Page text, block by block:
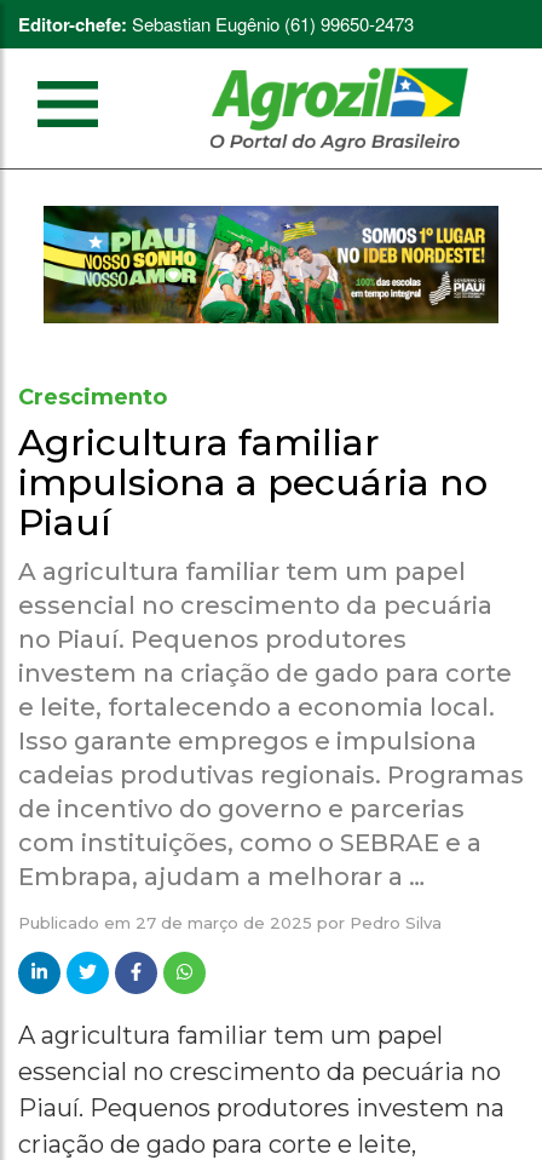
Editor-chefe: Sebastian Eugênio (61) 99650-2473
Crescimento
Agricultura familiar
impulsiona a pecuária no
Piauí
A agricultura familiar tem um papel
essencial no crescimento da pecuária
no Piauí. Pequenos produtores
investem na criação de gado para corte
e leite, fortalecendo a economia local.
Isso garante empregos e impulsiona
cadeias produtivas regionais. Programas
de incentivo do governo e parcerias
com instituições, como o SEBRAE e a
Embrapa, ajudam a melhorar a …
Publicado em 27 de março de 2025 por Pedro Silva
A agricultura familiar tem um papel
essencial no crescimento da pecuária no
Piauí. Pequenos produtores investem na
criação de gado para corte e leite,